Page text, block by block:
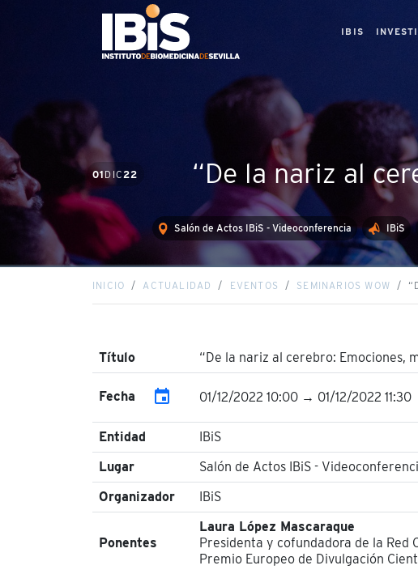
IBIS
01DIC 22 “De la nariz al
Salón de Actos IBiS - Videoconferencia IBiS
INICIO ACTUALIDAD EVENTOS SEMINARIOS WOW
Título “De la nariz al cerebro: Emociones,
Fecha event 01/12/2022 10:00 → 01/12/2022 11:30
Entidad
IBiS
Lugar
Salón de Actos IBiS -
Organizador
IBiS
Ponentes
Laura López Mascaraque
Presidenta y cofundadora de la Red
Premio Europeo de Divulgación